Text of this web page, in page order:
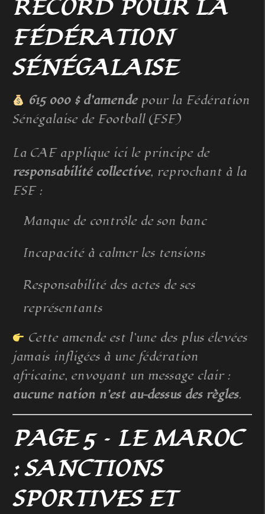
RECORD POUR LA
FÉDÉRATION
SÉNÉGALAISE
615 000 $ d’amendepour la Fédération
Sénégalaise de Football (FSF)
La CAF applique ici le principe de
responsabilité collective, reprochant à la
FSF :
Manque de contrôle de son banc
Incapacité à calmer les tensions
Responsabilité des actes de ses
représentants
Cette amende est l’une des plus élevées
jamais infligées à une fédération
africaine, envoyant un message clair :
aucune nation n’est au-dessus des règles.
PAGE 5 – LE MAROC
: SANCTIONS
SPORTIVES ET